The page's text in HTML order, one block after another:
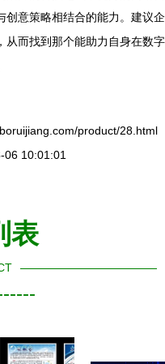
创意策略相结合的能力。建议企
从而找到那个能助力自身在数字
product/28.html
06 10:01:01
表